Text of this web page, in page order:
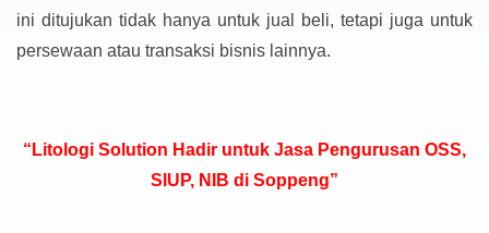
ini ditujukan tidak hanya untuk jual beli, tetapi juga untuk
persewaan atau transaksi bisnis lainnya.
“Litologi Solution Hadir untuk Jasa Pengurusan OSS,
SIUP, NIB di Soppeng”